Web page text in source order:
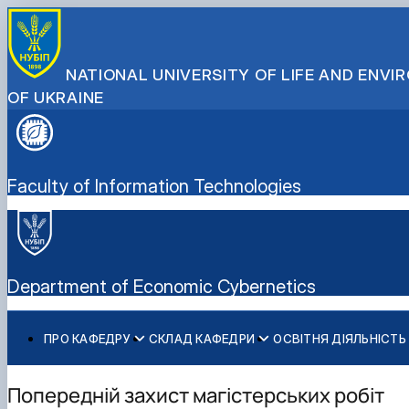
NATIONAL UNIVERSITY OF LIFE AND
OF UKRAINE
Faculty of Information Technologies
Department of Economic Cybernetics
ПРО КАФЕДРУ
Історія кафедри
Видатні випускники
СКЛАД КАФЕДРИ
Співробітники кафедри
ОСВІТНЯ ДІЯЛЬНІСТЬ
Робочі програми
Освітні програми
Гурток Кібертонус
Аспірантура
Освітня програма "Економічна кібернетика"
Освітня програма "Цифрова економіка"
Абітурієнту
Інформативний гайд освітніми програмами кафедри
Попередній захист магістерських робіт